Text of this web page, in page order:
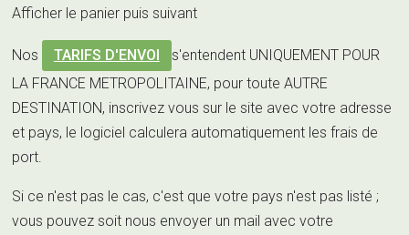
Afficher le panier puis suivant
Nos TARIFS D'ENVOI
s'entendent UNIQUEMENT POUR
LA FRANCE METROPOLITAINE, pour toute AUTRE
DESTINATION, inscrivez vous sur le site avec votre adresse
et pays, le logiciel calculera automatiquement les frais de
port.
Si ce n'est pas le cas, c'est que votre pays n'est pas listé ;
vous pouvez soit nous envoyer un mail avec votre